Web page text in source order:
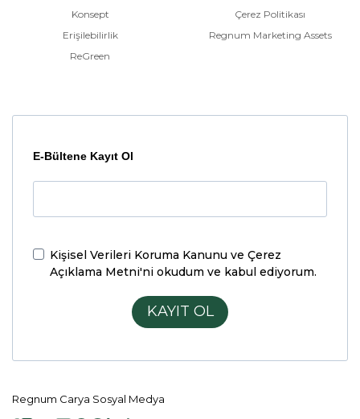
Konsept
Erişilebilirlik
ReGreen
Çerez Politikası
Regnum Marketing Assets
E-Bültene Kayıt Ol
Kişisel Verileri Koruma Kanunu ve Çerez
Açıklama Metni'ni okudum ve kabul ediyorum.
KAYIT OL
Regnum Carya Sosyal Medya